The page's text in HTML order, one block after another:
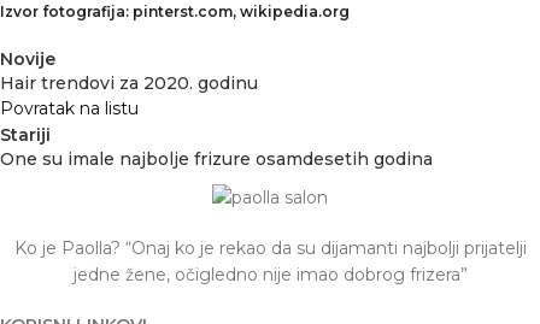
Izvor fotografija: pinterst.com, wikipedia.org
Novije
Hair trendovi za 2020. godinu
Povratak na listu
Stariji
One su imale najbolje frizure osamdesetih godina
Ko je Paolla? “Onaj ko je rekao da su dijamanti najbolji prijatelji
jedne žene, očigledno nije imao dobrog frizera”